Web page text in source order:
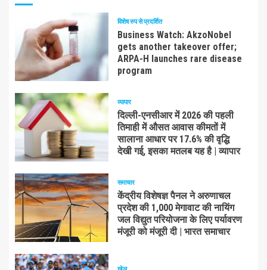
विशेष रुप से प्रदर्शित
Business Watch: AkzoNobel
gets another takeover offer;
ARPA-H launches rare disease
program
व्यापार
दिल्ली-एनसीआर में 2026 की पहली
तिमाही में औसत आवास कीमतों में
सालाना आधार पर 17.6% की वृद्धि
देखी गई, इसका मतलब यह है | व्यापार
समाचार
केंद्रीय विशेषज्ञ पैनल ने अरुणाचल
प्रदेश की 1,000 मेगावाट की नायिंग
जल विद्युत परियोजना के लिए पर्यावरण
मंजूरी को मंजूरी दी | भारत समाचार